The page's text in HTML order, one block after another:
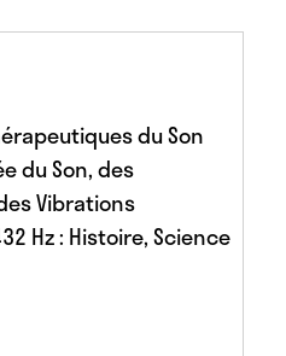
du Son
du Son, des
Vibrations
Hz : Histoire, Science